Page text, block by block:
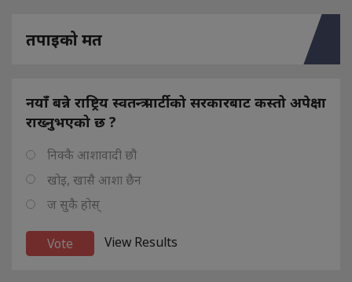
तपाइको मत
नयाँ बन्ने राष्ट्रिय स्वतन्त्र पार्टीको सरकारबाट कस्तो अपेक्षा
राख्नुभएको छ ?
निक्कै आशावादी छौ
खोइ, खासै आशा छैन
ज सुकै होस्
View Results